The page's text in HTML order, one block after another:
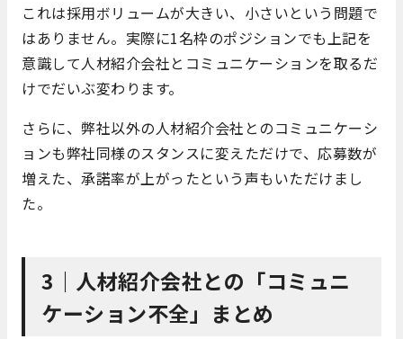
これは採用ボリュームが大きい、小さいという問題で
はありません。実際に1名枠のポジションでも上記を
意識して人材紹介会社とコミュニケーションを取るだ
けでだいぶ変わります。
さらに、弊社以外の人材紹介会社とのコミュニケーシ
ョンも弊社同様のスタンスに変えただけで、応募数が
増えた、承諾率が上がったという声もいただけまし
た。
3｜人材紹介会社との「コミュニ
ケーション不全」まとめ